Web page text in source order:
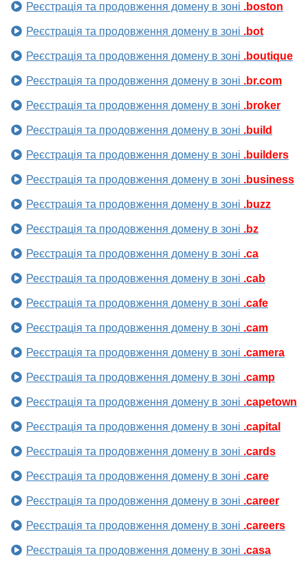
Реєстрація та продовження домену в зоні .boston
Реєстрація та продовження домену в зоні .bot
Реєстрація та продовження домену в зоні .boutique
Реєстрація та продовження домену в зоні .br.com
Реєстрація та продовження домену в зоні .broker
Реєстрація та продовження домену в зоні .build
Реєстрація та продовження домену в зоні .builders
Реєстрація та продовження домену в зоні .business
Реєстрація та продовження домену в зоні .buzz
Реєстрація та продовження домену в зоні .bz
Реєстрація та продовження домену в зоні .ca
Реєстрація та продовження домену в зоні .cab
Реєстрація та продовження домену в зоні .cafe
Реєстрація та продовження домену в зоні .cam
Реєстрація та продовження домену в зоні .camera
Реєстрація та продовження домену в зоні .camp
Реєстрація та продовження домену в зоні .capetown
Реєстрація та продовження домену в зоні .capital
Реєстрація та продовження домену в зоні .cards
Реєстрація та продовження домену в зоні .care
Реєстрація та продовження домену в зоні .career
Реєстрація та продовження домену в зоні .careers
Реєстрація та продовження домену в зоні .casa